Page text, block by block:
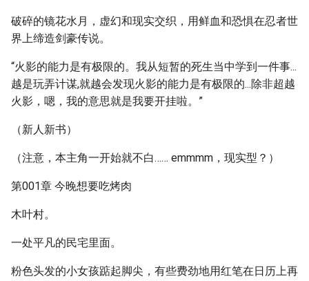
破碎的镜花水月，虚幻和现实交织，用鲜血和恐惧在忍者世
界上缔造剑豪传说。
“火影的能力是有极限的。我从短暂的死生当中学到一件事...
越是玩弄计谋,就越会发现火影的能力是有极限的...除非超越
火影，嗯，我的意思就是我要开挂啦。”
（新人新书）
（注意，本主角一开始就不白…… emmmm，现实型？）
第001章 今晚想要吃烤肉
木叶村。
一处平凡的民宅里面。
粉色头发的小女孩踮起脚尖，有些费劲地用红笔在日历上再